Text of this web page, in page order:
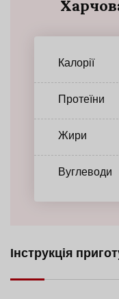
Калорії
Протеїни
Жири
Вуглеводи
Інструкція